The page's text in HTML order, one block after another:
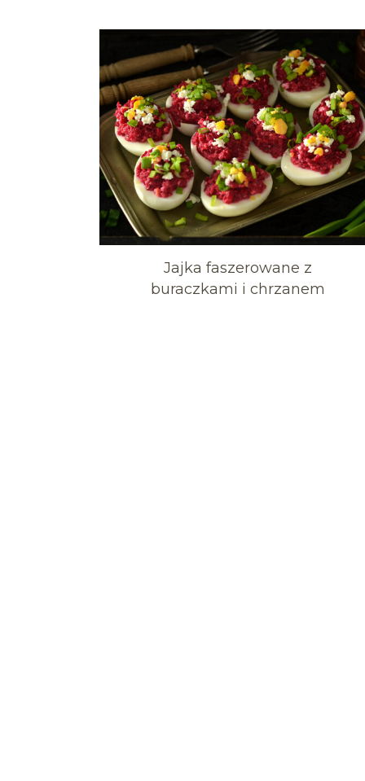
Jajka faszerowane z
buraczkami i chrzanem